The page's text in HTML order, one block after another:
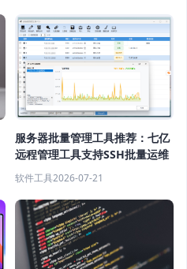
服务器批量管理工具推荐：七亿
远程管理工具支持SSH批量运维
软件工具2026-07-21